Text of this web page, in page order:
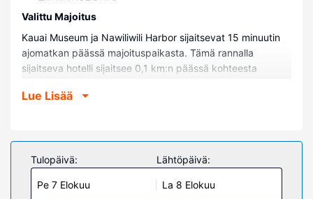
Valittu Majoitus
Kauai Museum ja Nawiliwili Harbor sijaitsevat 15 minuutin
ajomatkan päässä majoituspaikasta. Tämä rannalla
sijaitseva hotelli sijaitsee 0,1 km:n päässä kohteesta
Nani Beach.
Kaikkien 108 huoneen varusteluun kuuluu jääkaappi ja
mikroaaltouuni. Jokaisessa huoneessa on patio.
Mukavuuksiin kuuluu kaapelikanavat sekä ilmainen
langaton internetyhteys. Kylpyhuoneesta löytyy ilmaiset
Lue Lisää
Tulopäivä:
Pe 7 Elokuu
Lähtöpäivä:
La 8 Elokuu